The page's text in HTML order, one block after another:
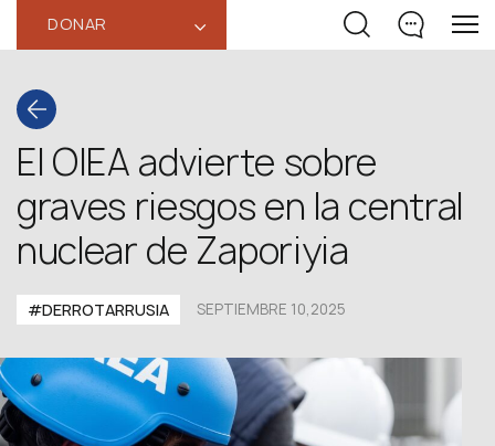
DONAR ‹
El OIEA advierte sobre
graves riesgos en la central
nuclear de Zaporiyia
#DERROTARRUSIA SEPTIEMBRE 10,2025